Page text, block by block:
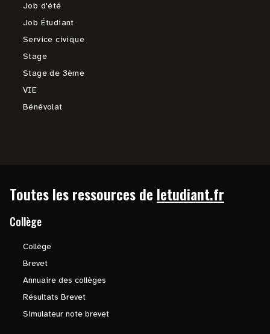
Job d'été
Job Étudiant
Service civique
Stage
Stage de 3ème
VIE
Bénévolat
Toutes les ressources de letudiant.fr
Collège
Collège
Brevet
Annuaire des collèges
Résultats Brevet
Simulateur note brevet